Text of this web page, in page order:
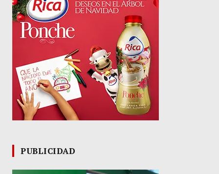
PUBLICIDAD